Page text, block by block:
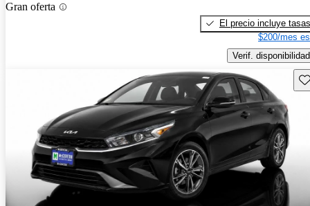
Gran oferta
El precio incluye tasas
$200/mes
Verif. disponibilidad